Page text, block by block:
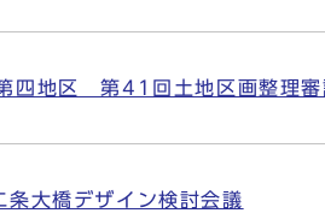
四地区 第41回土地区画整理審
大橋デザイン検討会議